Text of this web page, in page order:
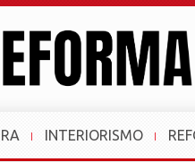
INTERIORISMO